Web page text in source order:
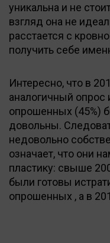
уникальна и не
взгляд она не
расстается с
получить себе
Интересно, что в
аналогичный опрос
опрошенных (45%)
довольны.
недовольно
означает, что они
пластику: свыше
были готовы
опрошенных , а в